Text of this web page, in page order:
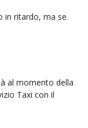
in ritardo, ma se
al momento della
Taxi con il